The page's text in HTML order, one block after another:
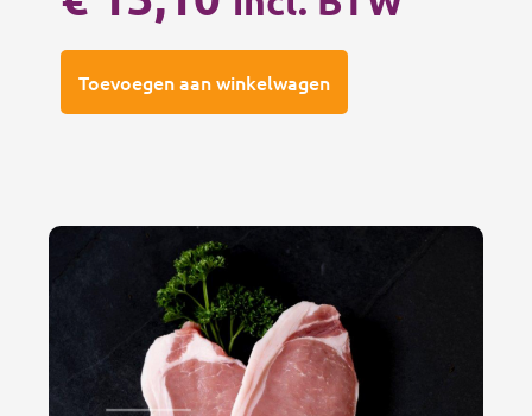
Toevoegen aan winkelwagen